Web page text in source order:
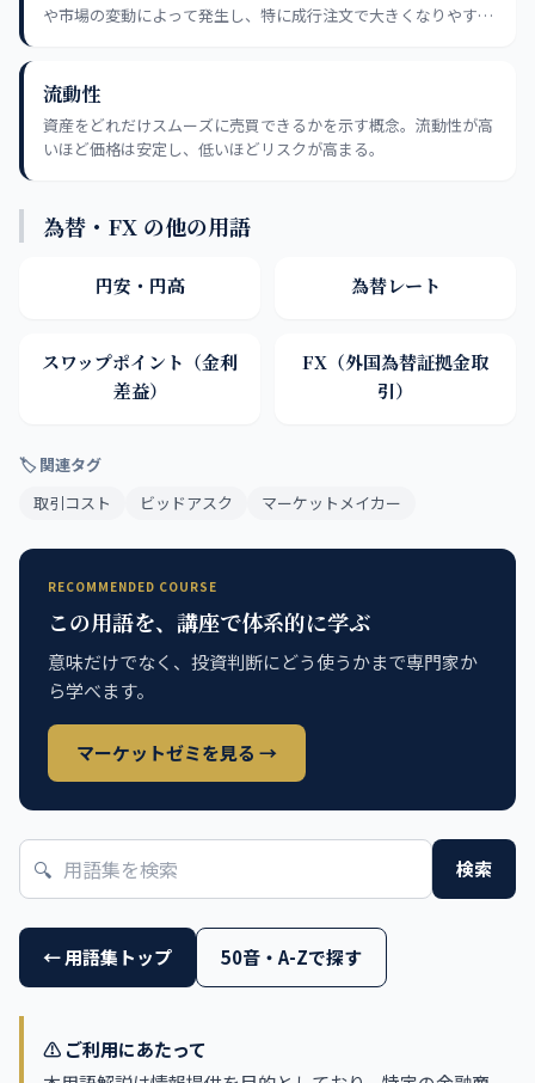
や市場の変動によって発生し、特に成行注文で大きくなりやす
流動性
資産をどれだけスムーズに売買できるかを示す概念。流動性が高
いほど価格は安定し、低いほどリスクが高まる。
為替・FX の他の用語
円安・円高 為替レート
スワップポイント（金利
差益）
FX（外国為替証拠金取
引）
🏷 関連タグ
取引コスト
ビッドアスク マーケットメイカー
RECOMMENDED COURSE
この用語を、講座で体系的に学ぶ
意味だけでなく、投資判断にどう使うかまで専門家か
ら学べます。
マーケットゼミを見る →
🔍 検索
← 用語集トップ 50音・A-Zで探す
⚠️ ご利用にあたって